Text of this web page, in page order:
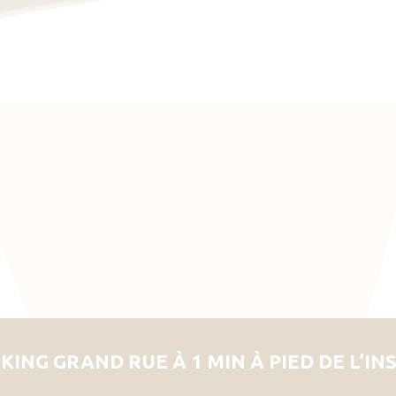
GRAND RUE À 1 MIN À PIED DE